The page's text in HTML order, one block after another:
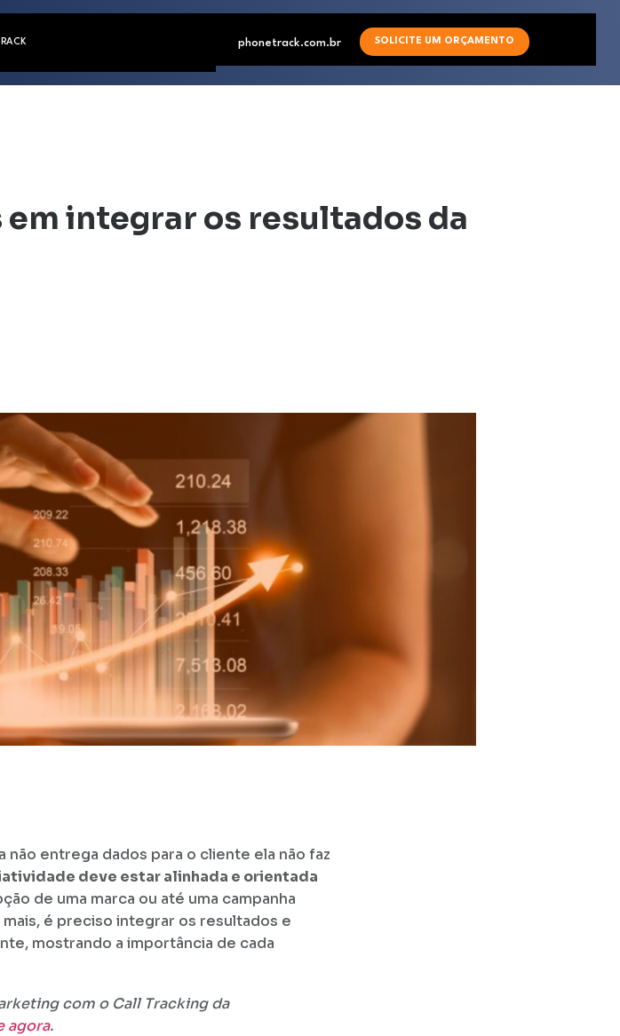
phonetrack.com.br SOLICITE UM ORÇAMENTO
integrar os resultados da
não entrega dados para o cliente ela não faz
deve estar alinhada e orientada
de uma marca ou até uma campanha
é preciso integrar os resultados e
mostrando a importância de cada
com o Call Tracking da
agora.